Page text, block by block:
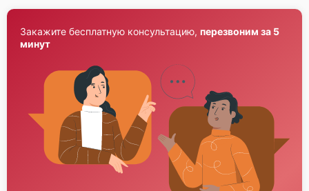
Fujitsu Primergy RX2510 M2
Закажите бесплатную консультацию, перезвоним за 5
минут